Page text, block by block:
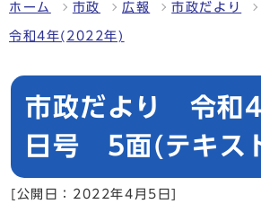
ホーム 市政 広報 市政だより
令和4年(2022年)
市政だより 令和
日号 5面(テキス
[公開日：2022年4月5日]